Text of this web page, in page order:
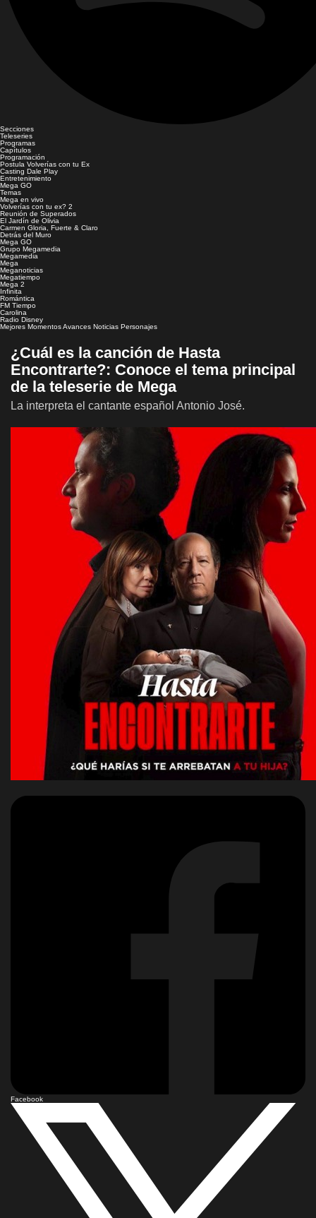
Secciones
Teleseries
Programas
Capítulos
Programación
Postula Volverías con tu Ex
Casting Dale Play
Entretenimiento
Mega GO
Temas
Mega en vivo
Volverías con tu ex? 2
Reunión de Superados
El Jardín de Olivia
Carmen Gloria, Fuerte & Claro
Detrás del Muro
Mega GO
Grupo Megamedia
Megamedia
Mega
Meganoticias
Megatiempo
Mega 2
Infinita
Romántica
FM Tiempo
Carolina
Radio Disney
Mejores MomentosAvances Noticias Personajes
¿Cuál es la canción de Hasta
Encontrarte?: Conoce el tema principal
de la teleserie de Mega
La interpreta el cantante español Antonio José.
Facebook